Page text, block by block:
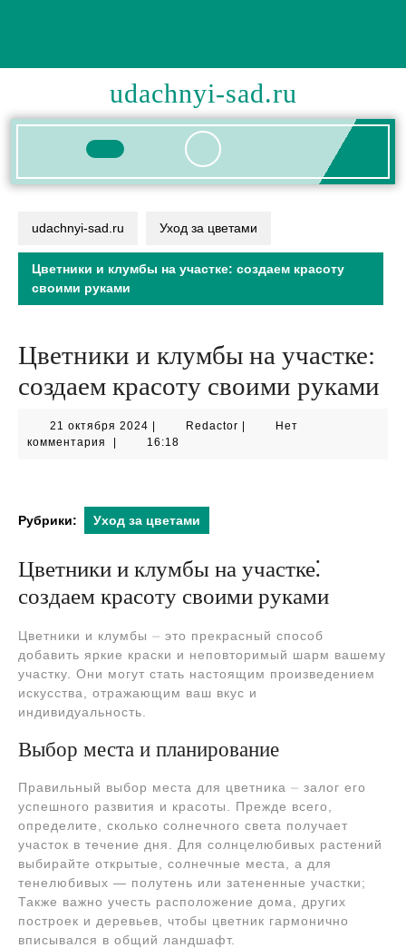
udachnyi-sad.ru
Кнопка
udachnyi-sad.ru Уход за цветами
Цветники и клумбы на участке: создаем красоту
своими руками
Цветники и клумбы на участке:
создаем красоту своими руками
21 октября 2024 21
октября
RedactorRedactor
Нет
комментария
16:18
Рубрики: Уход за цветами
Цветники и клумбы на участке⁚
создаем красоту своими руками
Цветники и клумбы ⏤ это прекрасный способ
добавить яркие краски и неповторимый шарм вашему
участку. Они могут стать настоящим произведением
искусства, отражающим ваш вкус и
индивидуальность.
Выбор места и планирование
Правильный выбор места для цветника ⏤ залог его
успешного развития и красоты. Прежде всего,
определите, сколько солнечного света получает
участок в течение дня. Для солнцелюбивых растений
выбирайте открытые, солнечные места, а для
тенелюбивых ― полутень или затененные участки;
Также важно учесть расположение дома, других
построек и деревьев, чтобы цветник гармонично
вписывался в общий ландшафт.